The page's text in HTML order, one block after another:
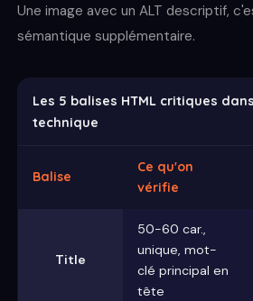
Une image avec un ALT descriptif,
sémantique supplémentaire.
Les 5 balises HTML critiques
technique
Balise
Ce qu'on
vérifie
Title
50-60 car.,
unique, mot-
clé principal en
tête